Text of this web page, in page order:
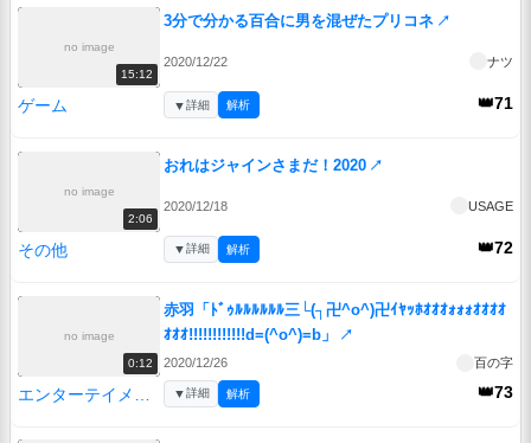
no image
15:12
3分で分かる百合に男を混ぜたプリコネ ↗
2020/12/22 ナツ
ゲーム 👑71
▼詳細 解析
no image
2:06
おれはジャインさまだ！2020 ↗
2020/12/18 USAGE
その他 👑72
▼詳細 解析
no image
0:12
赤羽「ﾄﾞｩﾙﾙﾙﾙﾙﾙ三└(┐卍^o^)卍ｲﾔｯﾎｵｵｵｫｫｫｵｵｵｵ
ｵｵｵ!!!!!!!!!!!!d=(^o^)=b」
↗
2020/12/26 百の字
👑73
▼詳細 解析